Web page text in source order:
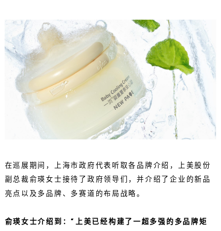
在巡展期间，上海市政府代表听取各品牌介绍，上美股份
副总裁俞瑛女士接待了政府领导们，并介绍了企业的新品
亮点以及多品牌、多赛道的布局战略。
俞瑛女士介绍到：“上美已经构建了一超多强的多品牌矩